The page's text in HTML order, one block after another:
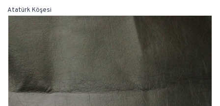
Atatürk Köşesi